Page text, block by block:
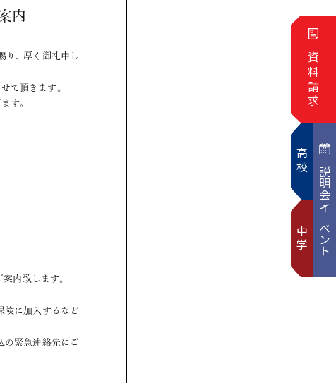
資料請求
説明会・イベント
高校
中学